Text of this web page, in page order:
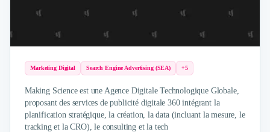
Marketing Digital Search Engine Advertising (SEA) +5
Making Science est une Agence Digitale Technologique Globale,
proposant des services de publicité digitale 360 intégrant la
planification stratégique, la création, la data (incluant la mesure, le
tracking et la CRO), le consulting et la tech